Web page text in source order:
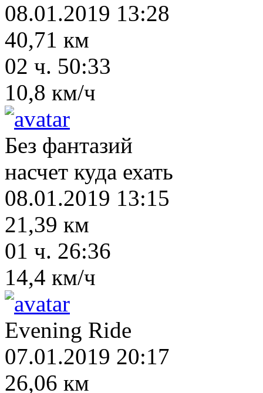
08.01.2019 13:28
40,71 км
02 ч. 50:33
10,8 км/ч
Без фантазий
насчет куда ехать
08.01.2019 13:15
21,39 км
01 ч. 26:36
14,4 км/ч
Evening Ride
07.01.2019 20:17
26,06 км